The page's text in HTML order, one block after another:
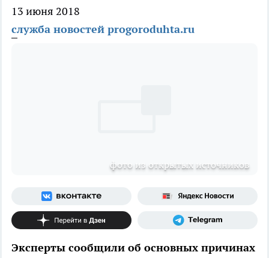
13 июня 2018
служба новостей progoroduhta.ru
фото из открытых источников
Эксперты сообщили об основных причинах